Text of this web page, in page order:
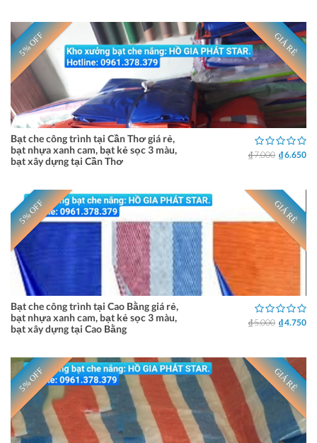
5% OFF GIÁ RẺ
Bạt che công trình tại Cần Thơ giá rẻ,
bạt nhựa xanh cam, bạt kẻ sọc 3 màu,
bạt xây dựng tại Cần Thơ
₫ 7.000 ₫ 6.650
5% OFF GIÁ RẺ
Bạt che công trình tại Cao Bằng giá rẻ,
bạt nhựa xanh cam, bạt kẻ sọc 3 màu,
bạt xây dựng tại Cao Bằng
₫ 5.000 ₫ 4.750
5% OFF GIÁ RẺ